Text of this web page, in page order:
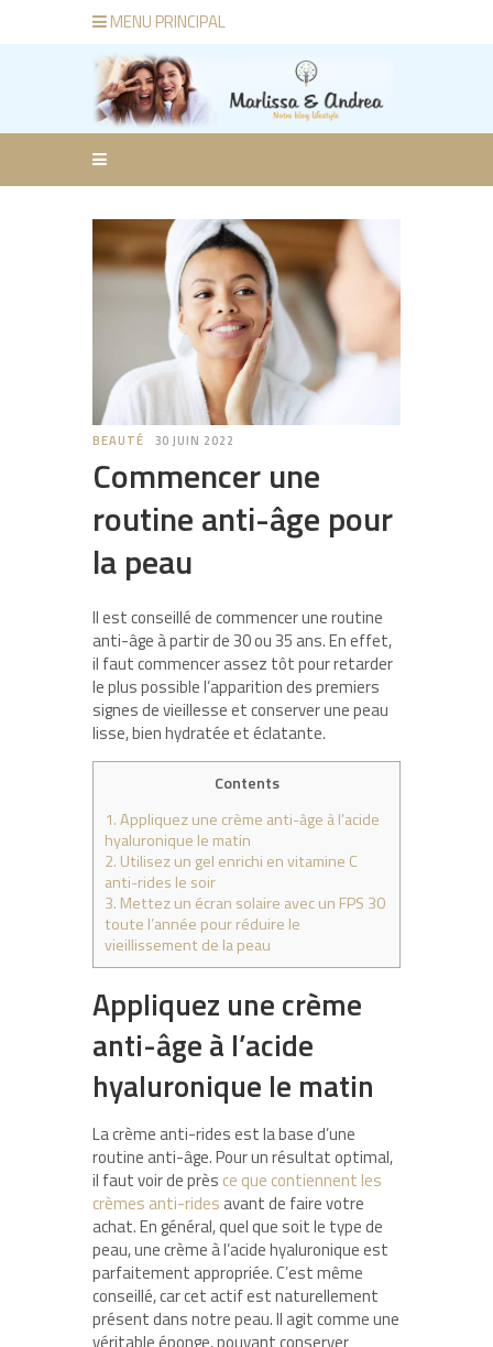
MENU PRINCIPAL
BEAUTÉ 30 JUIN 2022
Commencer une
routine anti-âge pour
la peau
Il est conseillé de commencer une routine
anti-âge à partir de 30 ou 35 ans. En effet,
il faut commencer assez tôt pour retarder
le plus possible l’apparition des premiers
signes de vieillesse et conserver une peau
lisse, bien hydratée et éclatante.
Contents
1.Appliquez une crème anti-âge à l’acide
hyaluronique le matin
2. Utilisez un gel enrichi en vitamine C
anti-rides le soir
3. Mettez un écran solaire avec un FPS 30
toute l’année pour réduire le
vieillissement de la peau
Appliquez une crème
anti-âge à l’acide
hyaluronique le matin
La crème anti-rides est la base d’une
routine anti-âge. Pour un résultat optimal,
il faut voir de près ce que contiennent les
crèmes anti-rides avant de faire votre
achat. En général, quel que soit le type de
peau, une crème à l’acide hyaluronique est
parfaitement appropriée. C’est même
conseillé, car cet actif est naturellement
présent dans notre peau. Il agit comme une
véritable éponge, pouvant conserver